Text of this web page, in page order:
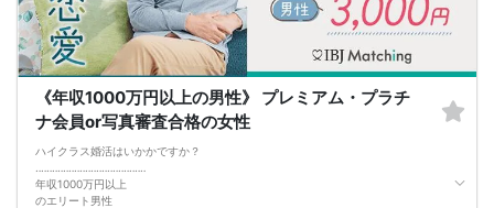
《年収1000万円以上の男性》 プレミアム・プラチ
ナ会員or写真審査合格の女性
ハイクラス婚活はいかかですか？
年収1000万円以上
のエリート男性